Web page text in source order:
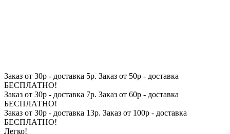
Заказ от 30р - доставка 5р. Заказ от 50р - доставка
БЕСПЛАТНО!
Заказ от 30р - доставка 7р. Заказ от 60р - доставка
БЕСПЛАТНО!
Заказ от 30р - доставка 13р. Заказ от 100р - доставка
БЕСПЛАТНО!
Легко!